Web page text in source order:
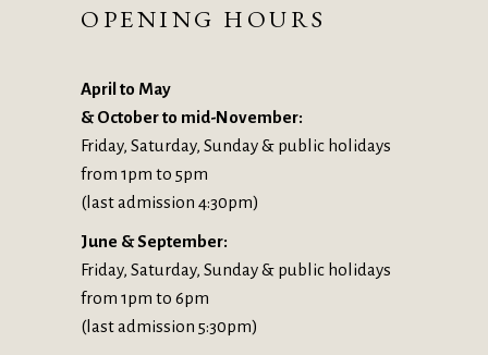
OPENING HOURS
April to May
& October to mid-November:
Friday, Saturday, Sunday & public holidays
from 1pm to 5pm
(last admission 4:30pm)
June & September:
Friday, Saturday, Sunday & public holidays
from 1pm to 6pm
(last admission 5:30pm)